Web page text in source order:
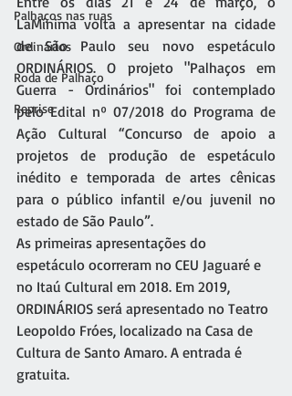
Palhaços nas ruas
Ordinários
Roda de Palhaço
Reprise
LaMínima volta a apresentar na cidade
de São Paulo seu novo espetáculo
ORDINÁRIOS. O projeto "Palhaços em
Guerra - Ordinários" foi contemplado
pelo Edital nº 07/2018 do Programa de
Ação Cultural “Concurso de apoio a
projetos de produção de espetáculo
inédito e temporada de artes cênicas
para o público infantil e/ou juvenil no
estado de São Paulo”.
As primeiras apresentações do
espetáculo ocorreram no CEU Jaguaré e
no Itaú Cultural em 2018. Em 2019,
ORDINÁRIOS será apresentado no Teatro
Leopoldo Fróes, localizado na Casa de
Cultura de Santo Amaro. A entrada é
gratuita.